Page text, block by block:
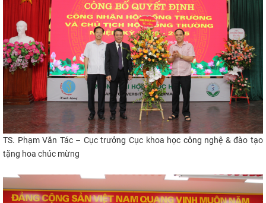
TS. Phạm Văn Tác – Cục trưởng Cục khoa học công nghệ & đào tạo
tặng hoa chúc mừng